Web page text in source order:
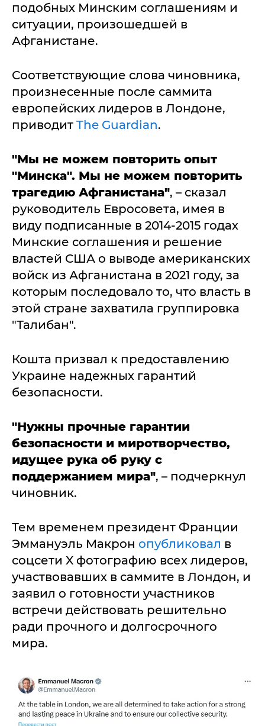
подобных Минским соглашениям и
ситуации, произошедшей в
Афганистане.
Соответствующие слова чиновника,
произнесенные после саммита
европейских лидеров в Лондоне,
приводит The Guardian.
"Мы не можем повторить опыт
"Минска". Мы не можем повторить
трагедию Афганистана", – сказал
руководитель Евросовета, имея в
виду подписанные в 2014-2015 годах
Минские соглашения и решение
властей США о выводе американских
войск из Афганистана в 2021 году, за
которым последовало то, что власть в
этой стране захватила группировка
"Талибан".
Кошта призвал к предоставлению
Украине надежных гарантий
безопасности.
"Нужны прочные гарантии
безопасности и миротворчество,
идущее рука об руку с
поддержанием мира", – подчеркнул
чиновник.
Тем временем президент Франции
Эммануэль Макрон опубликовал в
соцсети X фотографию всех лидеров,
участвовавших в саммите в Лондон, и
заявил о готовности участников
встречи действовать решительно
ради прочного и долгосрочного
мира.